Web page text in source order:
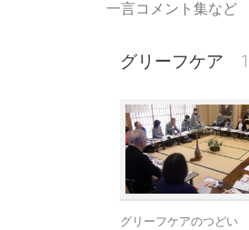
一言コメント集など
グリーフケア
グリーフケアのつどい